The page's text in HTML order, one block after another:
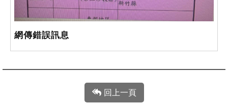
網傳錯誤訊息
回上一頁